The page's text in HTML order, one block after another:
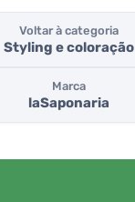
Voltar à categoria
Styling e coloração
Marca
laSaponaria